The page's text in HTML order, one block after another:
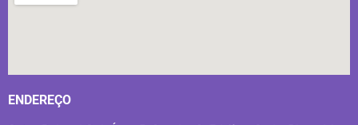
ENDEREÇO